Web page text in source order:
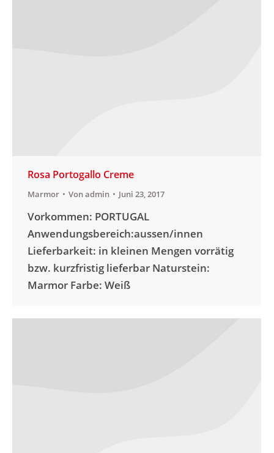
Rosa Portogallo Creme
Marmor Vonadmin Juni 23, 2017
Vorkommen: PORTUGAL
Anwendungsbereich:aussen/innen
Lieferbarkeit: in kleinen Mengen vorrätig
bzw. kurzfristig lieferbar Naturstein:
Marmor Farbe: Weiß